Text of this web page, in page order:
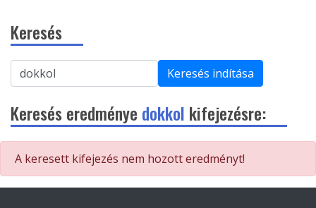
Keresés
Keresés indítása
Keresés eredménye dokkol kifejezésre:
A keresett kifejezés nem hozott eredményt!